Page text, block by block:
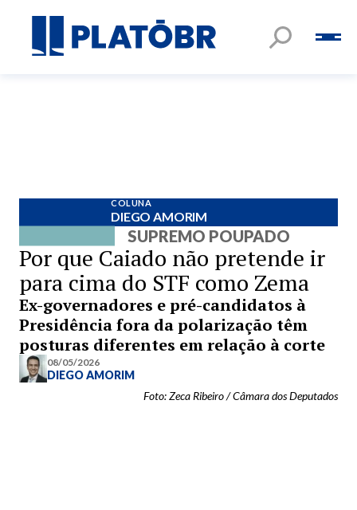
COLUNA
DIEGO AMORIM
SUPREMO POUPADO
Por que Caiado não pretende ir
para cima do STF como Zema
Ex-governadores e pré-candidatos à
Presidência fora da polarização têm
posturas diferentes em relação à corte
08/05/2026
DIEGO AMORIM
Foto: Zeca Ribeiro / Câmara dos Deputados